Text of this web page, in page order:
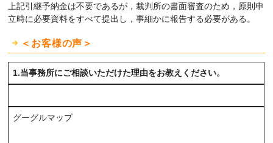
上記引継予納金は不要であるが，裁判所の書面審査のため，原則申
立時に必要資料をすべて提出し，事細かに報告する必要がある。
＜お客様の声＞
1.当事務所にご相談いただけた理由をお教えください。
グーグルマップ